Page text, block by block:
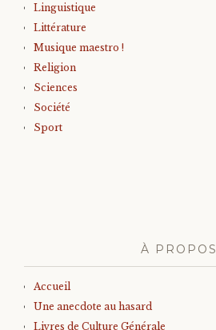
Linguistique
Littérature
Musique maestro !
Religion
Sciences
Société
Sport
À PROPOS
Accueil
Une anecdote au hasard
Livres de Culture Générale